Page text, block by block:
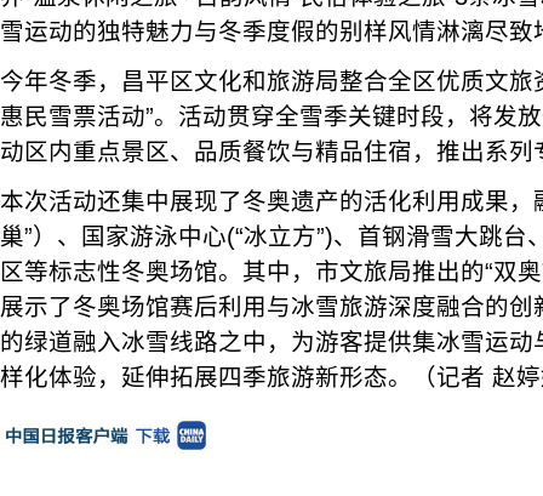
雪运动的独特魅力与冬季度假的别样风情淋漓尽
今年冬季，昌平区文化和旅游局整合全区优质文旅
惠民雪票活动”。活动贯穿全雪季关键时段，将发
动区内重点景区、品质餐饮与精品住宿，推出系列
本次活动还集中展现了冬奥遗产的活化利用成果，
巢”）、国家游泳中心(“冰立方”)、首钢滑雪大跳台
区等标志性冬奥场馆。其中，市文旅局推出的“双
展示了冬奥场馆赛后利用与冰雪旅游深度融合的
的绿道融入冰雪线路之中，为游客提供集冰雪运
样化体验，延伸拓展四季旅游新形态。（记者 赵